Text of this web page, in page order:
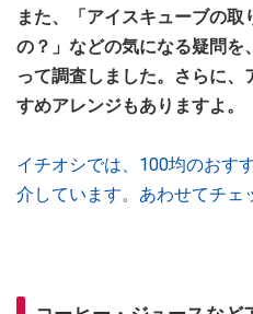
また、「アイスキューブの
の？」などの気になる疑問を
って調査しました。さらに
すめアレンジもありますよ。
イチオシでは、100均のおす
介しています。あわせてチェ